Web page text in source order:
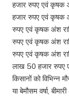
हजार रुपए एवं कृषक
हजार रुपए एवं कृषक
रुपए एवं कृषक अंश
रुपए एवं कृषक अंश
रुपए एवं कृषक अंश
लाख 50 हजार रुपए
किसानों को विभिन्न
या बेमौसम वर्षा,